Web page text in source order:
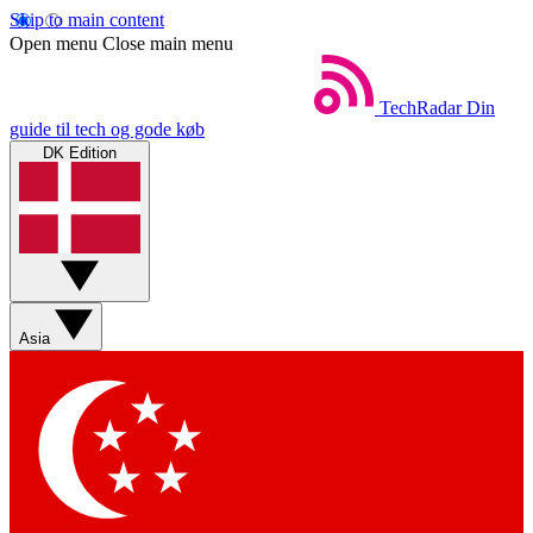
Skip to main content
Open menu Close main menu
TechRadar Din
guide til tech og gode køb
DK Edition
Asia